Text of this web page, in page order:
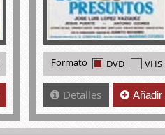
Formato DVD VHS
Detalles Añadir